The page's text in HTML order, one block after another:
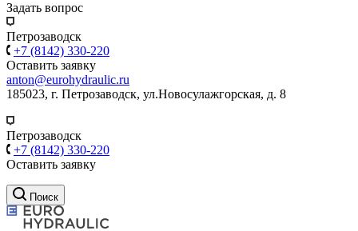
Задать вопрос
Петрозаводск
+7 (8142) 330-220
Оставить заявку
anton@eurohydraulic.ru
185023, г. Петрозаводск, ул.Новосулажгорская, д. 8
Петрозаводск
+7 (8142) 330-220
Оставить заявку
Поиск